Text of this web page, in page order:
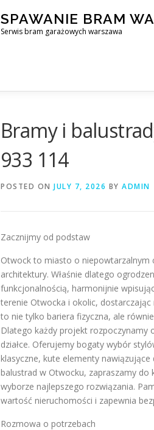
SPAWANIE BRAM
Serwis bram garażowych warszawa
Bramy i
933 114
POSTED ON JULY 7, 2026 BY ADMIN
Zacznijmy od podstaw
Otwock to miasto o niepowtarzalnym
architektury. Właśnie dlatego
funkcjonalnością, harmonijnie
terenie Otwocka i okolic,
to nie tylko bariera fizyczna, ale
Dlatego każdy projekt rozpoczynamy
działce. Oferujemy bogaty wybór
klasyczne, kute elementy
balustrad w Otwocku, zapraszamy
wyborze najlepszego rozwiązania.
wartość nieruchomości i zapewnia
Rozmowa o potrzebach